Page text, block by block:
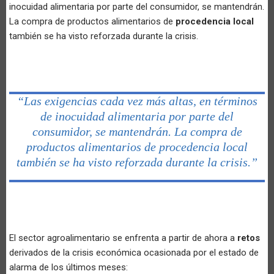
inocuidad alimentaria por parte del consumidor, se mantendrán.
La compra de productos alimentarios de procedencia local
también se ha visto reforzada durante la crisis.
“Las exigencias cada vez más altas, en términos
de inocuidad alimentaria por parte del
consumidor, se mantendrán. La compra de
productos alimentarios de procedencia local
también se ha visto reforzada durante la crisis.”
El sector agroalimentario se enfrenta a partir de ahora a retos
derivados de la crisis económica ocasionada por el estado de
alarma de los últimos meses: